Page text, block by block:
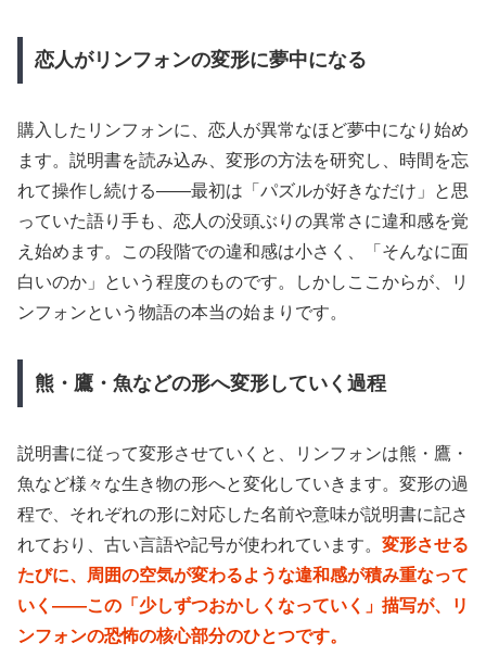
恋人がリンフォンの変形に夢中になる
購入したリンフォンに、恋人が異常なほど夢中になり始め
ます。説明書を読み込み、変形の方法を研究し、時間を忘
れて操作し続ける——最初は「パズルが好きなだけ」と思
っていた語り手も、恋人の没頭ぶりの異常さに違和感を覚
え始めます。この段階での違和感は小さく、「そんなに面
白いのか」という程度のものです。しかしここからが、リ
ンフォンという物語の本当の始まりです。
熊・鷹・魚などの形へ変形していく過程
説明書に従って変形させていくと、リンフォンは熊・鷹・
魚など様々な生き物の形へと変化していきます。変形の過
程で、それぞれの形に対応した名前や意味が説明書に記さ
れており、古い言語や記号が使われています。 変形させる
たびに、周囲の空気が変わるような違和感が積み重なって
いく——この「少しずつおかしくなっていく」描写が、リ
ンフォンの恐怖の核心部分のひとつです。